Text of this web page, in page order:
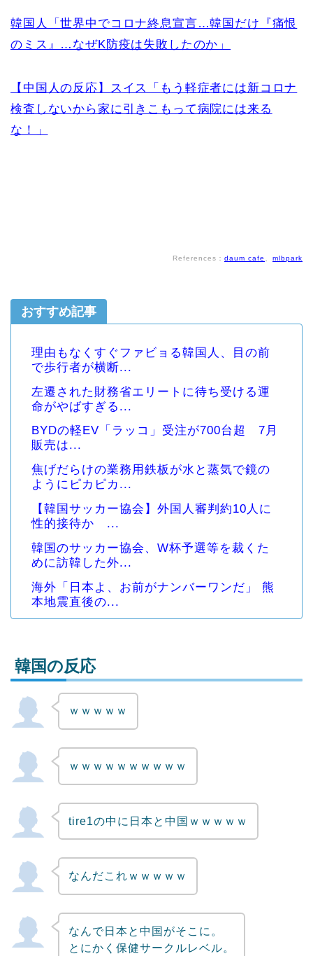
韓国人「世界中でコロナ終息宣言…韓国だけ『痛恨
のミス』…なぜK防疫は失敗したのか」
【中国人の反応】スイス「もう軽症者には新コロナ
検査しないから家に引きこもって病院には来る
な！」
References： daum cafe mlbpark
おすすめ記事
理由もなくすぐファビョる韓国人、目の前
で歩行者が横断...
左遷された財務省エリートに待ち受ける運
命がやばすぎる...
BYDの軽EV「ラッコ」受注が700台超 7月
販売は...
焦げだらけの業務用鉄板が水と蒸気で鏡の
ようにピカピカ...
【韓国サッカー協会】外国人審判約10人に
性的接待か ...
韓国のサッカー協会、W杯予選等を裁くた
めに訪韓した外...
海外「日本よ、お前がナンバーワンだ」 熊
本地震直後の...
Powered by livedoor 相互RSS
韓国の反応
ｗｗｗｗｗ
ｗｗｗｗｗｗｗｗｗｗ
tire1の中に日本と中国ｗｗｗｗｗ
なんだこれｗｗｗｗｗ
なんで日本と中国がそこに。
とにかく保健サークルレベル。